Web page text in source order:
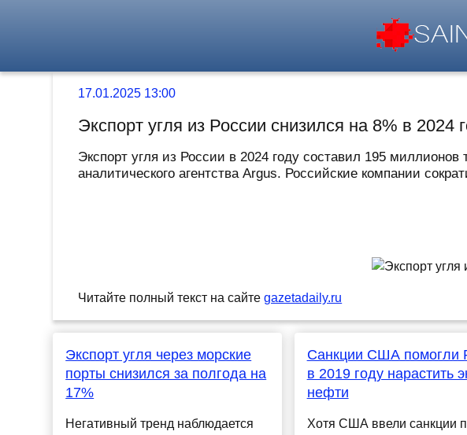
17.01.2025 13:00
Экспорт угля из России снизился на 8% в 2024
Экспорт угля из России в 2024 году составил 195
аналитического агентства Argus. Российские компании
Читайте полный текст на сайтеgazetadaily.ru
Экспорт угля через морские
порты снизился за полгода на
17%
Негативный тренд наблюдается
Санкции США помогли
в 2019 году нарастить
нефти
Хотя США ввели санкции